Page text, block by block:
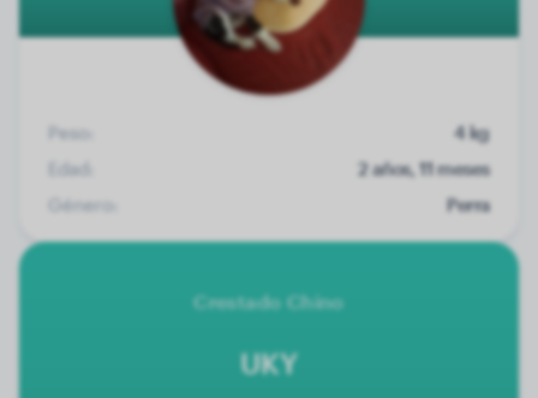
Peso:
4 kg
Edad:
2 años, 11 meses
Género:
Perra
Crestado Chino
UKY